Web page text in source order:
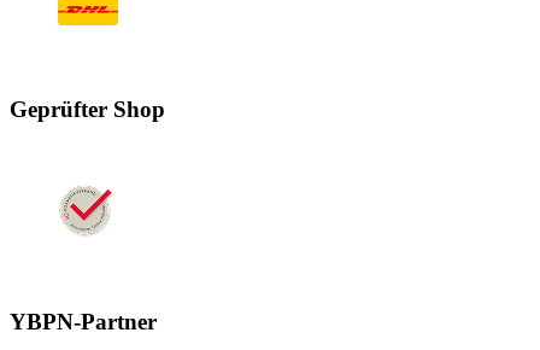
Geprüfter Shop
YBPN-Partner